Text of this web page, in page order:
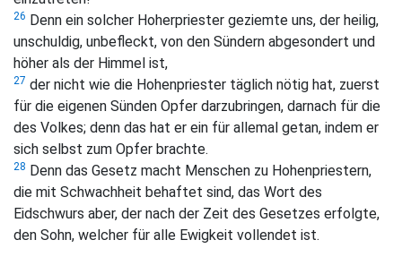
26 Denn ein solcher Hoherpriester geziemte uns, der heilig,
unschuldig, unbefleckt, von den Sündern abgesondert und
höher als der Himmel ist,
27 der nicht wie die Hohenpriester täglich nötig hat, zuerst
für die eigenen Sünden Opfer darzubringen, darnach für die
des Volkes; denn das hat er ein für allemal getan, indem er
sich selbst zum Opfer brachte.
28 Denn das Gesetz macht Menschen zu Hohenpriestern,
die mit Schwachheit behaftet sind, das Wort des
Eidschwurs aber, der nach der Zeit des Gesetzes erfolgte,
den Sohn, welcher für alle Ewigkeit vollendet ist.